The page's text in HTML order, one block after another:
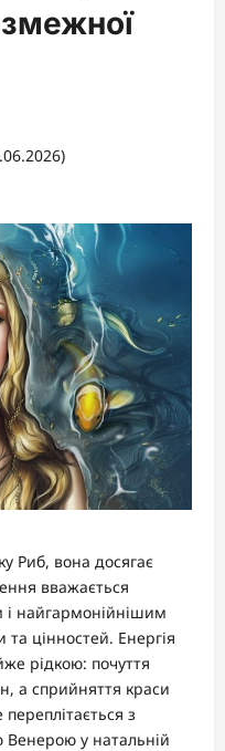
Риб, вона досягає
вважається
найгармонійнішим
цінностей. Енергія
рідкою: почуття
а сприйняття краси
з
у натальній